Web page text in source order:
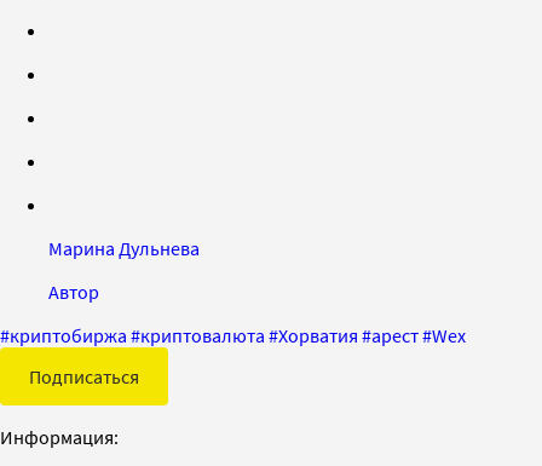
Марина Дульнева
Автор
#криптобиржа #криптовалюта #Хорватия #арест#Wex
Подписаться
Информация: